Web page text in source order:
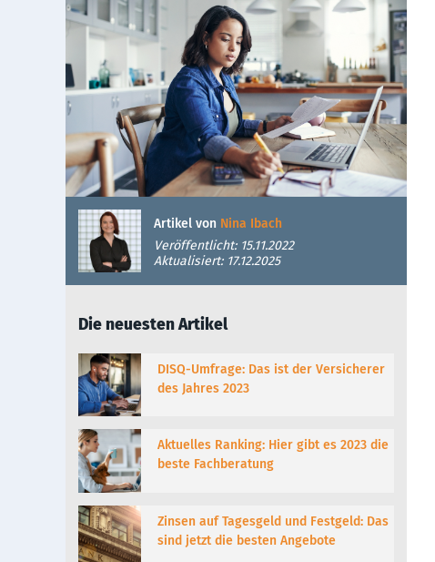
Artikel von Nina Ibach
Veröffentlicht: 15.11.2022
Aktualisiert: 17.12.2025
Die neuesten Artikel
DISQ-Umfrage: Das ist der Versicherer
des Jahres 2023
Aktuelles Ranking: Hier gibt es 2023 die
beste Fachberatung
Zinsen auf Tagesgeld und Festgeld: Das
sind jetzt die besten Angebote